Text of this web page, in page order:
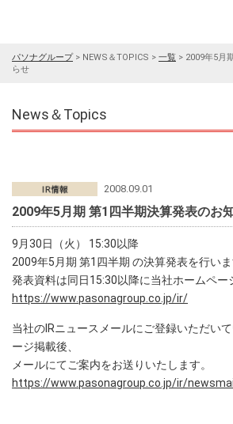
パソナグループ> NEWS＆TOPICS > 一覧 > 2009年5月
らせ
News＆Topics
2008.09.01
2009年5月期 第1四半期決算発表のお
9月30日（火） 15:30以降
2009年5月期 第1四半期 の決算発表を行いま
発表資料は同日15:30以降に当社ホームペー
https://www.pasonagroup.co.jp/ir/
当社のIRニュースメールにご登録いただい
ージ掲載後、
メールにてご案内をお送りいたします。
https://www.pasonagroup.co.jp/ir/